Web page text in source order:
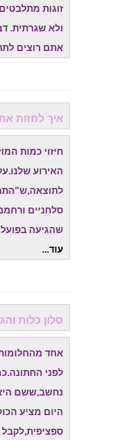
זוגות
ולא שגרתית.
אתם רוצים
איך לחזות
חיזוי כמות
האירוע
סלחניים
שהגיעה
עוד...
סלון כלות
אחד
לפני
נחשב,ששם היא
היום מציע
ספציפית,לקבל